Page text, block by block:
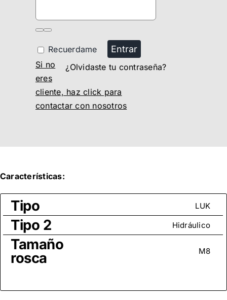
Recuerdame Entrar
¿Olvidaste tu contraseña?
Si no
eres
cliente, haz click para
contactar con nosotros
Características:
Tipo LUK
Tipo 2 Hidráulico
Tamaño
rosca M8